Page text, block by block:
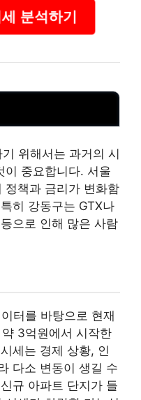
분석하기
위해서는 과거의 시
이 중요합니다. 서울
정책과 금리가 변화함
히 강동구는 GTX나
으로 인해 많은 사람
터를 바탕으로 현재
3억원에서 시작한
세는 경제 상황, 인
다소 변동이 생길 수
규 아파트 단지가 들